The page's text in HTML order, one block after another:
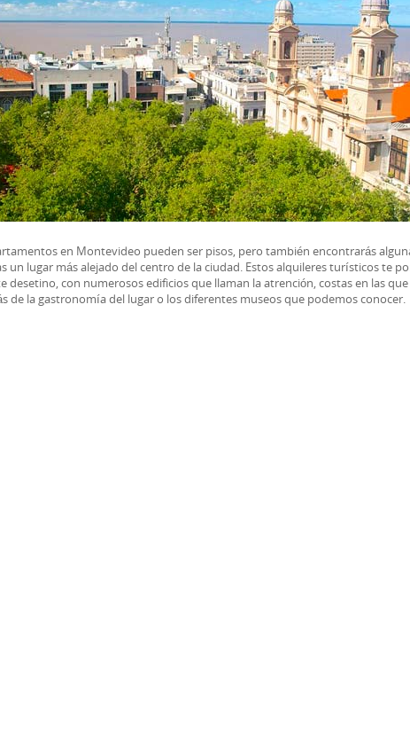
en Montevideo pueden ser pisos, pero también encontrarás
un lugar más alejado del centro de la ciudad. Estos alquileres turísticos te
desetino, con numerosos edificios que llaman la atrención, costas en las
de la gastronomía del lugar o los diferentes museos que podemos conocer.